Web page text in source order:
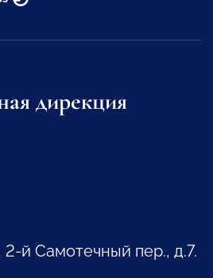
дирекция
2-й Самотечный пер., д.7.